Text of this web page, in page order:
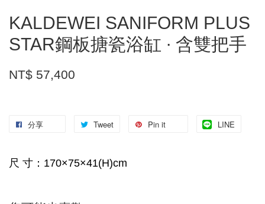
KALDEWEI SANIFORM PLUS
STAR鋼板搪瓷浴缸 ∙ 含雙把手
NT$ 57,400
分享 Tweet Pin it LINE
尺 寸：170×75×41(H)cm